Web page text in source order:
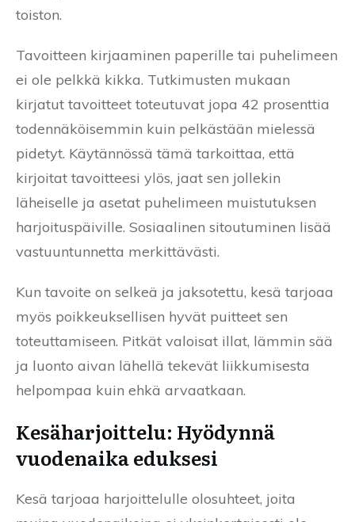
toiston.
Tavoitteen kirjaaminen paperille tai puhelimeen
ei ole pelkkä kikka. Tutkimusten mukaan
kirjatut tavoitteet toteutuvat jopa 42 prosenttia
todennäköisemmin kuin pelkästään mielessä
pidetyt. Käytännössä tämä tarkoittaa, että
kirjoitat tavoitteesi ylös, jaat sen jollekin
läheiselle ja asetat puhelimeen muistutuksen
harjoituspäiville. Sosiaalinen sitoutuminen lisää
vastuuntunnetta merkittävästi.
Kun tavoite on selkeä ja jaksotettu, kesä tarjoaa
myös poikkeuksellisen hyvät puitteet sen
toteuttamiseen. Pitkät valoisat illat, lämmin sää
ja luonto aivan lähellä tekevät liikkumisesta
helpompaa kuin ehkä arvaatkaan.
Kesäharjoittelu: Hyödynnä
vuodenaika eduksesi
Kesä tarjoaa harjoittelulle olosuhteet, joita